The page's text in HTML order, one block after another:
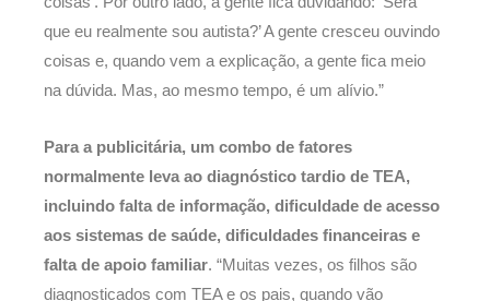
que eu realmente sou autista?’ A gente cresceu ouvindo
coisas e, quando vem a explicação, a gente fica meio
na dúvida. Mas, ao mesmo tempo, é um alívio.”
Para a publicitária, um combo de fatores
normalmente leva ao diagnóstico tardio de TEA,
incluindo falta de informação, dificuldade de acesso
aos sistemas de saúde, dificuldades financeiras e
falta de apoio familiar. “Muitas vezes, os filhos são
diagnosticados com TEA e os pais, quando vão